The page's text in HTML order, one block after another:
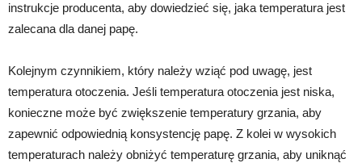
instrukcje producenta, aby dowiedzieć się, jaka temperatura jest
zalecana dla danej papę.
Kolejnym czynnikiem, który należy wziąć pod uwagę, jest
temperatura otoczenia. Jeśli temperatura otoczenia jest niska,
konieczne może być zwiększenie temperatury grzania, aby
zapewnić odpowiednią konsystencję papę. Z kolei w wysokich
temperaturach należy obniżyć temperaturę grzania, aby uniknąć